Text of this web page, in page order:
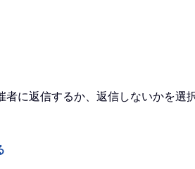
に返信するか、返信しないかを